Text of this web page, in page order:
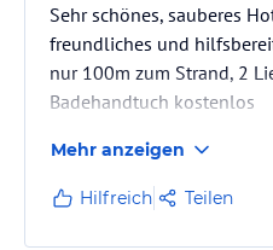
Sehr schönes, sauberes
freundliches und
nur 100m zum Strand, 2
Badehandtuch kostenlos
Mehr anzeigen
Hilfreich Teilen